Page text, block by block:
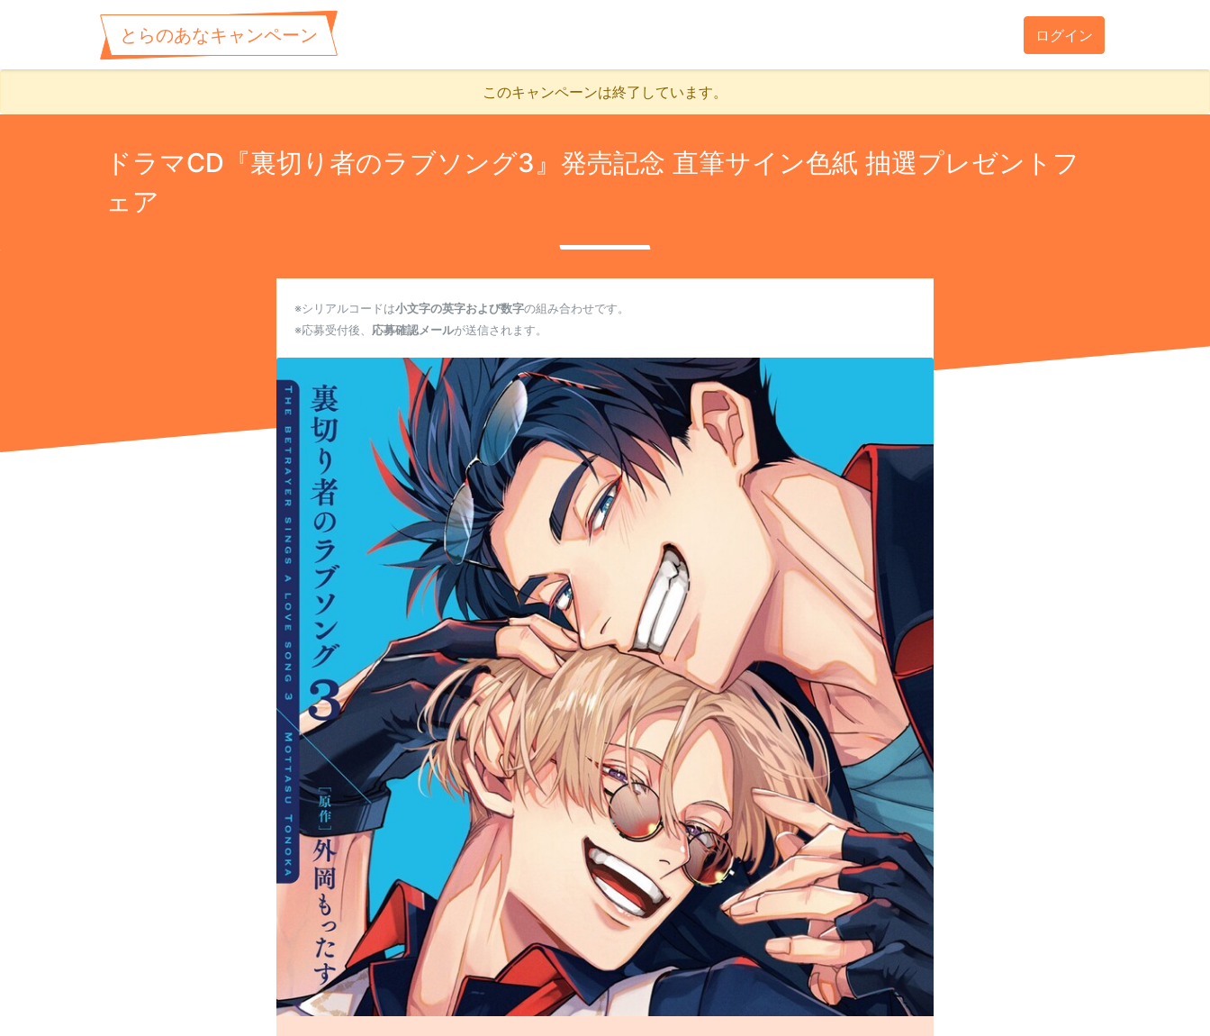
とらのあなキャンペーン ログイン
このキャンペーンは終了しています。
ドラマCD『裏切り者のラブソング3』発売記念 直筆サイン色紙 抽選プレゼントフ
ェア
※シリアルコードは小文字の英字および数字の組み合わせです。
※応募受付後、 応募確認メールが送信されます。